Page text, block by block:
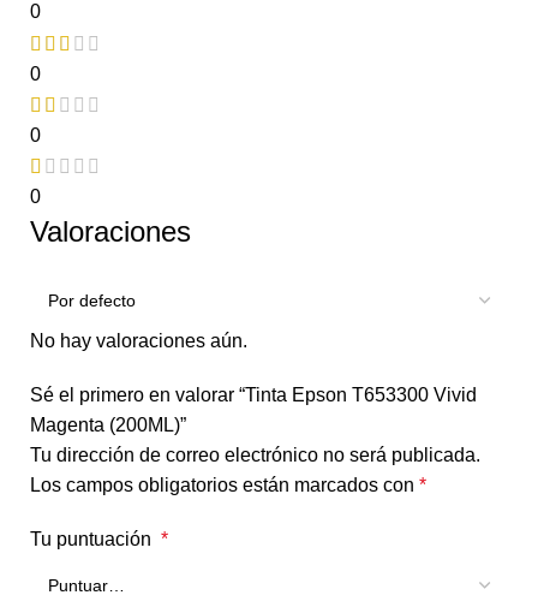
0
0
0
0
Valoraciones
No hay valoraciones aún.
Sé el primero en valorar “Tinta Epson T653300 Vivid
Magenta (200ML)”
Tu dirección de correo electrónico no será publicada.
Los campos obligatorios están marcados con *
Tu puntuación *